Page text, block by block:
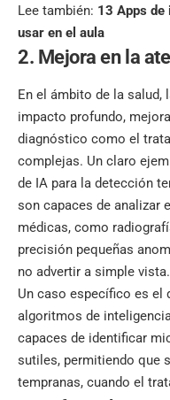
Lee también: 13 Apps
usar en el aula
2. Mejora en la
En el ámbito de la
impacto profundo,
diagnóstico como el
complejas. Un claro
de IA para la detección
son capaces de analizar
médicas, como
precisión pequeñas
no advertir a simple vista.
Un caso específico es el
algoritmos de
capaces de identificar
sutiles, permitiendo que
tempranas, cuando el